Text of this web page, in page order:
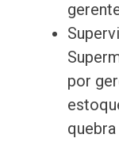
por
quebra